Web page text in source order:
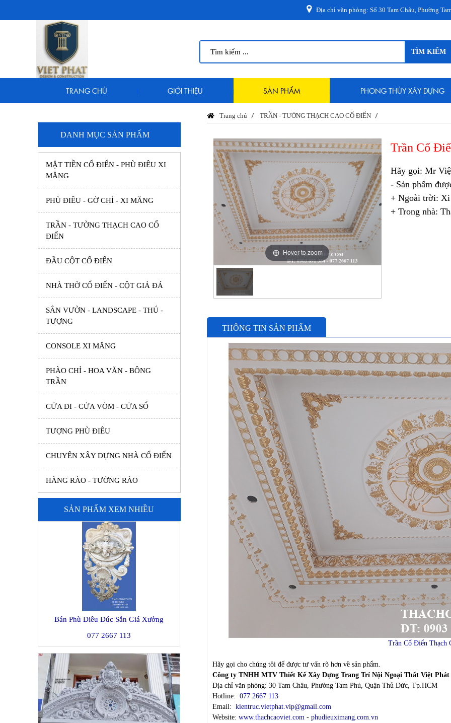
Địa chỉ văn phòng: Số 30 Tam Châu, Phường Tam Phú,
TÌM KIẾM
TRANG CHỦ GIỚI THIỆU SẢN PHẨM PHONG THỦY XÂY DỰNG
DANH MỤC SẢN PHẨM
MẶT TIỀN CỔ ĐIỂN - PHÙ ĐIÊU XI
MĂNG
PHÙ ĐIÊU - GỜ CHỈ - XI MĂNG
TRẦN - TƯỜNG THẠCH CAO CỔ
ĐIỂN
ĐẦU CỘT CỔ ĐIỂN
NHÀ THỜ CỔ ĐIỂN - CỘT GIẢ ĐÁ
SÂN VƯỜN - LANDSCAPE - THÚ -
TƯỢNG
CONSOLE XI MĂNG
PHÀO CHỈ - HOA VĂN - BÔNG
TRẦN
CỬA ĐI - CỬA VÒM - CỬA SỔ
TƯỢNG PHÙ ĐIÊU
CHUYÊN XÂY DỰNG NHÀ CỔ ĐIỂN
HÀNG RÀO - TƯỜNG RÀO
SẢN PHẨM XEM NHIỀU
Bán Phù Điêu Đúc Sẵn Giá Xưởng
077 2667 113
Trang chủ TRẦN - TƯỜNG THẠCH CAO CỔ ĐIỂN
Hover to zoom
Trần Cổ
Hãy gọi: Mr
- Sản phẩm
+ Ngoài trời: Xi
+ Trong nhà:
THÔNG TIN SẢN PHẨM
Trần Cổ Điển Thạch
Hãy gọi cho chúng tôi để được tư vấn rõ hơn về sản phẩm.
Công ty TNHH MTV Thiết Kế Xây Dựng Trang Trí Nội Ngoại Thất Việt Phát
Địa chỉ văn phòng: 30 Tam Châu, Phường Tam Phú, Quận Thủ Đức, Tp.HCM
Hotline: 077 2667 113
Email: kientruc.vietphat.vip@gmail.com
Website: www.thachcaoviet.com - phudieuximang.com.vn